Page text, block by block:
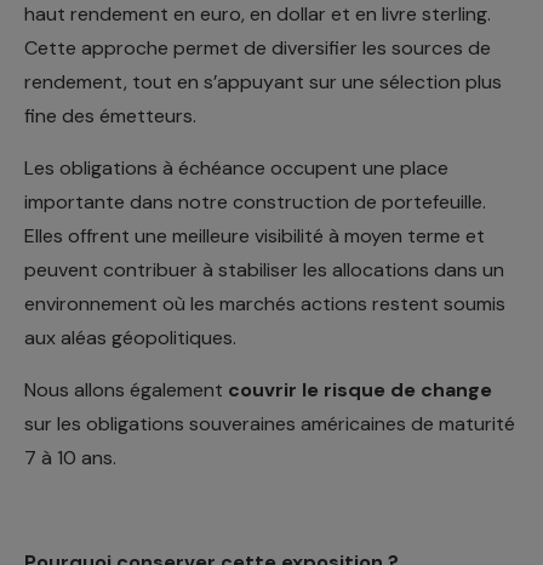
haut rendement en euro, en dollar et en livre sterling.
Cette approche permet de diversifier les sources de
rendement, tout en s’appuyant sur une sélection plus
fine des émetteurs.
Les obligations à échéance occupent une place
importante dans notre construction de portefeuille.
Elles offrent une meilleure visibilité à moyen terme et
peuvent contribuer à stabiliser les allocations dans un
environnement où les marchés actions restent soumis
aux aléas géopolitiques.
Nous allons également couvrir le risque de change
sur les obligations souveraines américaines de maturité
7 à 10 ans.